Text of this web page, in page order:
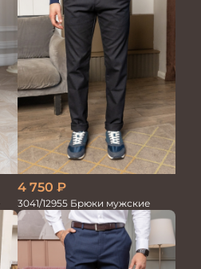
4 750 ₽
3041/12955 Брюки мужские